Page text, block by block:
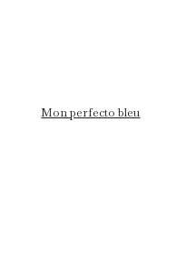
Mon perfecto bleu